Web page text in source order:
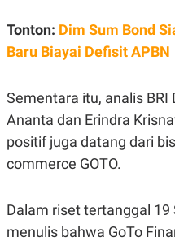
T
JARINGAN
K
O
T
A
C
A
P
R
S
E
L
E
Tonton: Dim Sum Bond
Baru Biayai Defisit APBN
Sementara itu, analis BRI
Ananta dan Erindra
positif juga datang dari
commerce GOTO.
Dalam riset tertanggal
menulis bahwa GoTo